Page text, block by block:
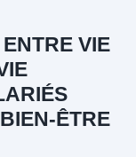
VIE
ÊTRE